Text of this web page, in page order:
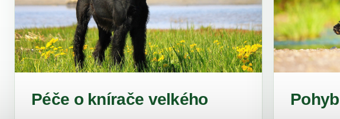
Péče o knírače velkého